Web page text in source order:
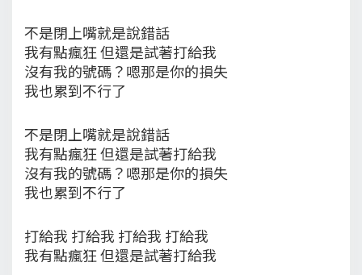
不是閉上嘴就是說錯話
我有點瘋狂 但還是試著打給我
沒有我的號碼？嗯那是你的損失
我也累到不行了
不是閉上嘴就是說錯話
我有點瘋狂 但還是試著打給我
沒有我的號碼？嗯那是你的損失
我也累到不行了
打給我 打給我 打給我 打給我
我有點瘋狂 但還是試著打給我